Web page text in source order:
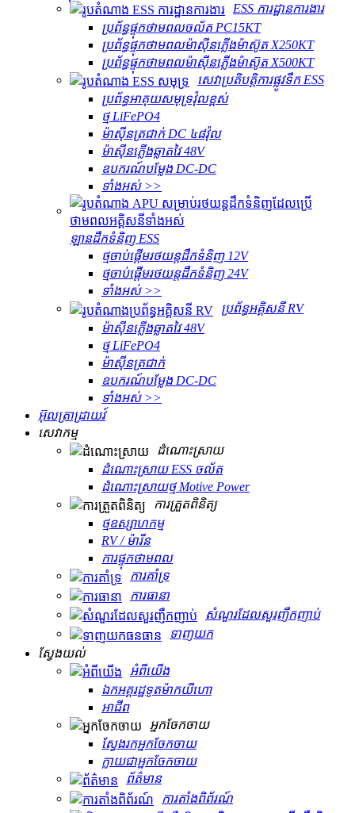
ESS ការដ្ឋានការងារ
ប្រព័ន្ធផ្ទុកថាមពលចល័ត PC15KT
ប្រព័ន្ធផ្ទុកថាមពលម៉ាស៊ីនភ្លើងម៉ាស៊ូត X250KT
ប្រព័ន្ធផ្ទុកថាមពលម៉ាស៊ីនភ្លើងម៉ាស៊ូត X500KT
សេវា​ប្រតិបត្តិការ​ផ្លូវទឹក ESS
ប្រព័ន្ធអាគុយសមុទ្រវ៉ុលខ្ពស់
ថ្ម LiFePO4
ម៉ាស៊ីនត្រជាក់ DC ៤៨វ៉ុល
ម៉ាស៊ីនភ្លើងឆ្លាតវៃ 48V
ឧបករណ៍បម្លែង DC-DC
ទាំងអស់ >>
ឡានដឹកទំនិញ ESS
ថ្មចាប់ផ្តើមរថយន្តដឹកទំនិញ 12V
ថ្មចាប់ផ្តើមរថយន្តដឹកទំនិញ 24V
ទាំងអស់ >>
ប្រព័ន្ធអគ្គិសនី RV
ម៉ាស៊ីនភ្លើងឆ្លាតវៃ 48V
ថ្ម LiFePO4
ម៉ាស៊ីនត្រជាក់
ឧបករណ៍បម្លែង DC-DC
ទាំងអស់ >>
អ៊ុលត្រាដ្រាយវ៍
សេវាកម្ម
ដំណោះស្រាយ
ដំណោះស្រាយ ESS ចល័ត
ដំណោះស្រាយថ្ម Motive Power
ការត្រួតពិនិត្យ
ថ្មឧស្សាហកម្ម
RV / ម៉ារីន
ការផ្ទុកថាមពល
ការគាំទ្រ
ការធានា
សំណួរដែលសួរញឹកញាប់
ទាញយក
ស្វែងយល់
អំពីយើង
ឯកអគ្គរដ្ឋទូតម៉ាកយីហោ
អាជីព
អ្នកចែកចាយ
ស្វែងរកអ្នកចែកចាយ
ក្លាយជាអ្នកចែកចាយ
ព័ត៌មាន
ការតាំងពិព័រណ៍